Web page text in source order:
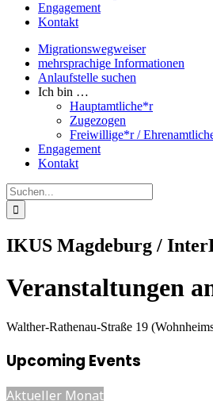
Engagement
Kontakt
Migrationswegweiser
mehrsprachige Informationen
Anlaufstelle suchen
Ich bin …
Hauptamtliche*r
Zugezogen
Freiwillige*r /
Engagement
Kontakt
Suche
nach:
IKUS Magdeburg /
Veranstaltungen
Walther-Rathenau-Straße 19
Upcoming Events
Aktueller Monat